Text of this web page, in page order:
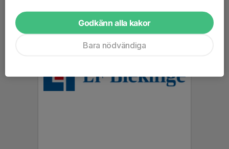
Godkänn alla kakor
Bara nödvändiga